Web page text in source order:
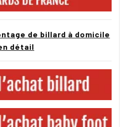
anglais 8 pool sur la
la qualité d'aucun des
américain) ou
laqué ou verre, en 2
ou multiples
intégré sous le billard